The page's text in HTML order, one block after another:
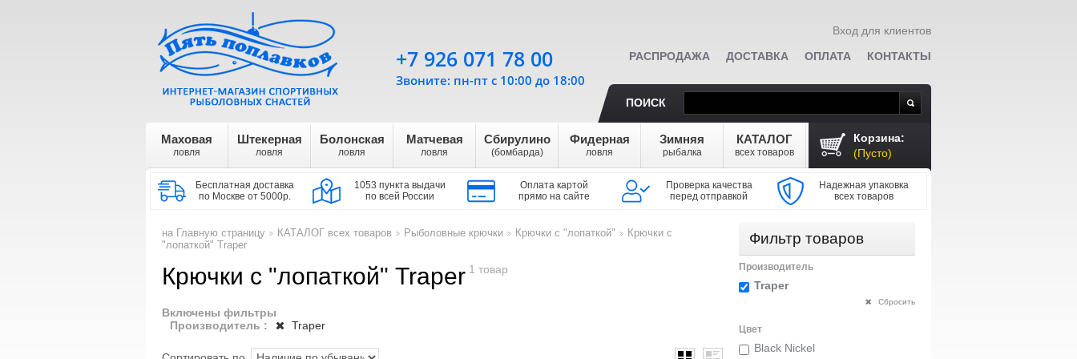
Вход для клиентов
Корзина:
(Пусто)
РАСПРОДАЖА ДОСТАВКА ОПЛАТА КОНТАКТЫ
ПОИСК
Маховая
ловля
Штекерная
ловля
Болонская
ловля
Матчевая
ловля
Сбирулино
(бомбарда)
Фидерная
ловля
Зимняя
рыбалка
КАТАЛОГ
всех товаров
Бесплатная доставка
по Москве от 5000р.
1053 пункта выдачи
по всей России
Оплата картой
прямо на сайте
Проверка качества
перед отправкой
Надежная упаковка
всех товаров
+7 926 071 78 00
Звоните: пн-пт с 10:00 до 18:00
на Главную страницу
КАТАЛОГ всех товаров
Рыболовные крючки
Крючки с "лопаткой"
Крючки с
"лопаткой" Traper
Крючки с "лопаткой" Traper 1 товар
Включены фильтры
Производитель :
Traper
Фильтр товаров
Производитель
Traper
Сбросить
Цвет
Black Nickel